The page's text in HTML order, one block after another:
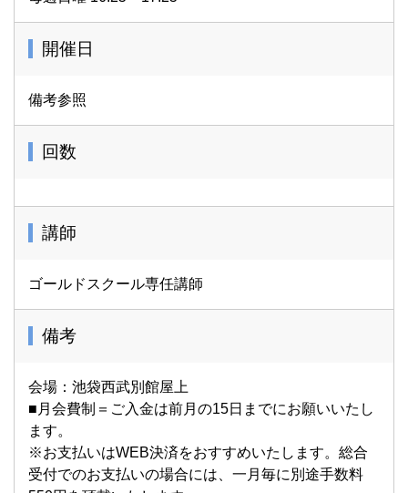
開催日
備考参照
回数
講師
ゴールドスクール専任講師
備考
会場：池袋西武別館屋上
■月会費制＝ご入金は前月の15日までにお願いいたし
ます。
※お支払いはWEB決済をおすすめいたします。総合
受付でのお支払いの場合には、一月毎に別途手数料